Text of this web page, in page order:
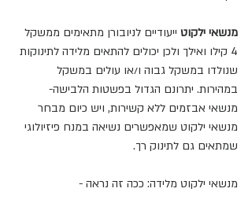
מנשאי ילקוט ייעודיים לניובורן מתאימים ממשקל
4 קילו ואילך ולכן יכולים להתאים מלידה לתינוקות
שנולדו במשקל גבוה ו/או עולים במשקל
במהירות. יתרונם הגדול בפשטות הלבישה-
מנשאי אבזמים ללא קשירות, ויש כיום מבחר
מנשאי ילקוט שמאפשרים נשיאה במנח פיזיולוגי
שמתאים גם לתינוק רך.
מנשאי ילקוט מלידה: ככה זה נראה -